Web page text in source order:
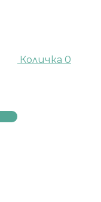
Количка 0